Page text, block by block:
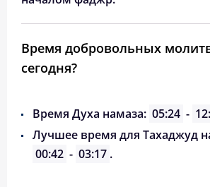
Время добровольных
сегодня?
Время Духа намаза: 05:24 -
Лучшее время для Тахаджуд
00:42 - 03:17 .